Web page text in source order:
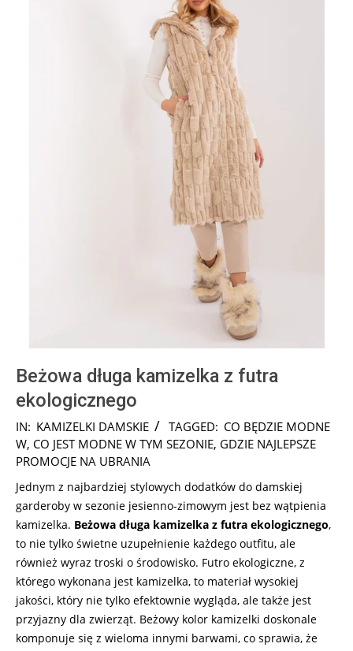
Beżowa długa kamizelka z futra
ekologicznego
2025-
07-
31
IN: KAMIZELKI DAMSKIE TAGGED: CO BĘDZIE MODNE
W, CO JEST MODNE W TYM SEZONIE, GDZIE NAJLEPSZE
PROMOCJE NA UBRANIA
Jednym z najbardziej stylowych dodatków do damskiej
garderoby w sezonie jesienno-zimowym jest bez wątpienia
kamizelka. Beżowa długa kamizelka z futra ekologicznego,
to nie tylko świetne uzupełnienie każdego outfitu, ale
również wyraz troski o środowisko. Futro ekologiczne, z
którego wykonana jest kamizelka, to materiał wysokiej
jakości, który nie tylko efektownie wygląda, ale także jest
przyjazny dla zwierząt. Beżowy kolor kamizelki doskonale
komponuje się z wieloma innymi barwami, co sprawia, że